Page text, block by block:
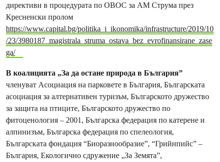
директиви в процедурата по ОВОС за АМ Струма през
Кресненски пролом
https://www.capital.bg/politika_i_ikonomika/infrastructure/2019/10
/23/3980187_magistrala_struma_ostava_bez_evrofinansirane_zase
ga/
В коалицията „За да остане природа в България”
членуват Асоциация на парковете в България, Българската
асоциация за алтернативен туризъм, Българското дружество
за защита на птиците, Българското дружество по
фитоценология – 2001, Българска федерация по катерене и
алпинизъм, Българска федерация по спелеология,
Българската фондация “Биоразнообразие”, “Грийнпийс” –
България, Екологично сдружение „За Земята”,